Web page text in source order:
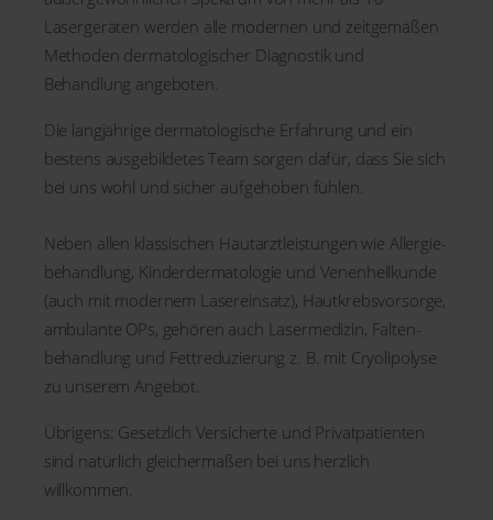
Lasergeräten werden alle modernen und zeitgemäßen
Methoden dermatologischer Diagnostik und
Behandlung angeboten.
Die langjährige dermatologische Erfahrung und ein
bestens ausgebildetes Team sorgen dafür, dass Sie sich
bei uns wohl und sicher aufgehoben fühlen.
Neben allen klassischen Hautarzt­leistungen wie Allergie­
behandlung, Kinder­dermatologie und Venen­heilkunde
(auch mit modernem Laser­einsatz), Hautkrebs­vorsorge,
ambulante OPs, gehören auch Laser­medizin, Falten­
behand­lung und Fett­reduzierung z. B. mit Cryo­lipolyse
zu unserem Angebot.
Übrigens: Gesetzlich Versicherte und Privatpatienten
sind natürlich gleichermaßen bei uns herzlich
willkommen.